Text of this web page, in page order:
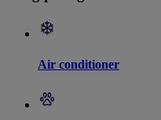
Air conditioner